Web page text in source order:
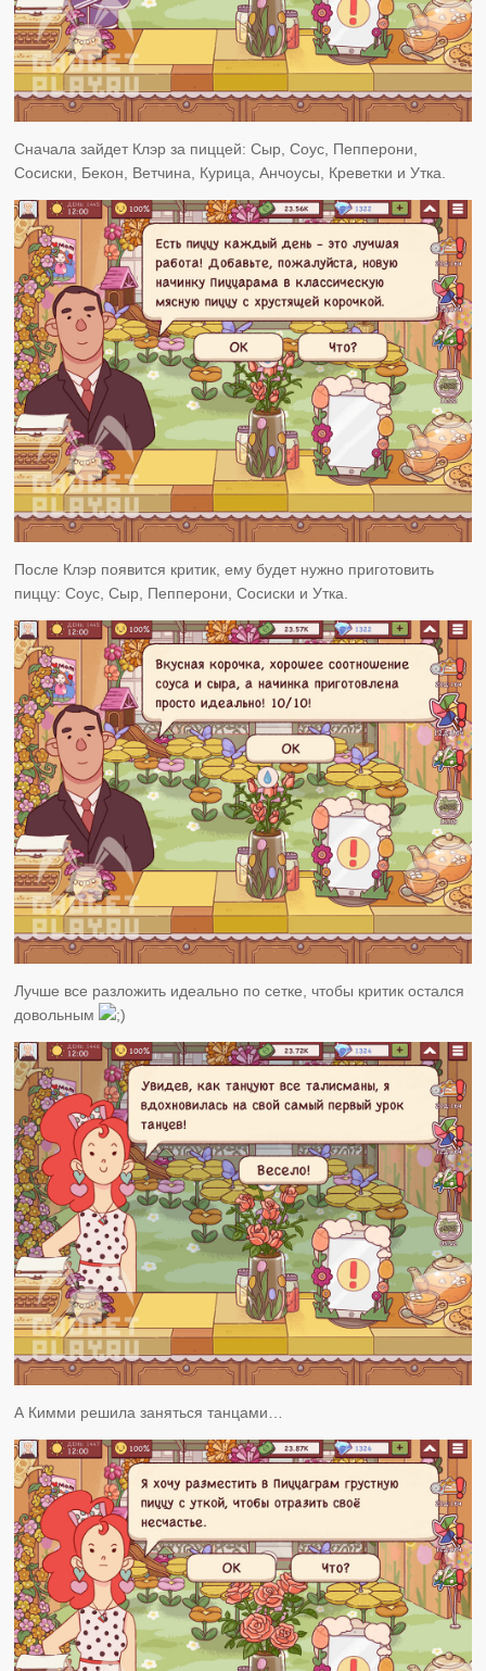
Сначала зайдет Клэр за пиццей: Сыр, Соус, Пепперони,
Сосиски, Бекон, Ветчина, Курица, Анчоусы, Креветки и Утка.
После Клэр появится критик, ему будет нужно приготовить
пиццу: Соус, Сыр, Пепперони, Сосиски и Утка.
Лучше все разложить идеально по сетке, чтобы критик остался
довольным
А Кимми решила заняться танцами…